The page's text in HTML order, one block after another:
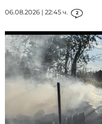
06.08.2026 | 22:45 ч. 2